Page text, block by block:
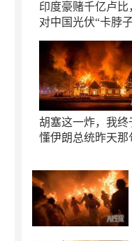
印度豪赌千亿卢比
对中国光伏“卡脖子
胡塞这一炸，我终
懂伊朗总统昨天那